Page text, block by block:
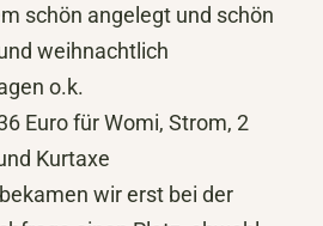
schön angelegt und schön
weihnachtlich
o.k.
Euro für Womi, Strom, 2
Kurtaxe
wir erst bei der